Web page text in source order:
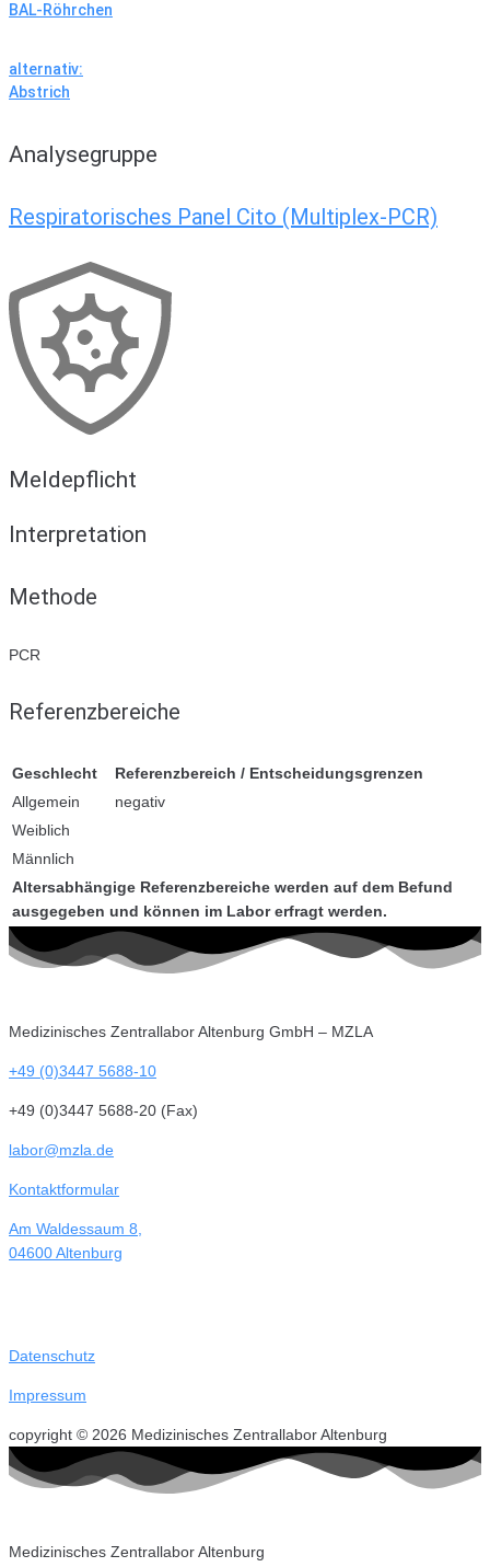
BAL-Röhrchen
alternativ:
Abstrich
Analysegruppe
Respiratorisches Panel Cito (Multiplex-PCR)
Meldepflicht
Interpretation
Methode
PCR
Referenzbereiche
Geschlecht Referenzbereich / Entscheidungsgrenzen
Altersabhängige Referenzbereiche werden auf dem Befund
ausgegeben und können im Labor erfragt werden.
Allgemein
negativ
Weiblich
Männlich
Medizinisches Zentrallabor Altenburg GmbH – MZLA
+49 (0)3447 5688-10
+49 (0)3447 5688-20 (Fax)
labor@mzla.de
Kontaktformular
Am Waldessaum 8,
04600 Altenburg
Datenschutz
Impressum
copyright © 2026 Medizinisches Zentrallabor Altenburg
Medizinisches Zentrallabor Altenburg